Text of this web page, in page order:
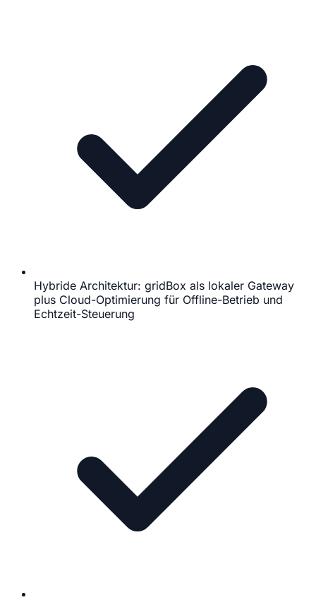
Hybride Architektur: gridBox als lokaler Gateway
plus Cloud-Optimierung für Offline-Betrieb und
Echtzeit-Steuerung